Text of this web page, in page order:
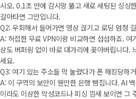
시오. 0.1초 만에 감시망 뚫고 새로 세팅된 싱싱
갈아타면 그만입니다.
Q2: 우회해서 들어가면 영상 끊기고 로딩 엄청
A: 허접한 무료 VPN이랑 비교하면 섭섭하죠. 여
상도 버퍼링 없이 바로 대가리에 꽂아버립니다.
세요.
Q3: 여기 있는 주소들 막 눌렀다가 폰 해킹당하
A: 이 구역의 보안이 웬만한 은행 뺨칩니다. AI
이라도 이상한 악성코드나 피싱 낌새 보이면 그